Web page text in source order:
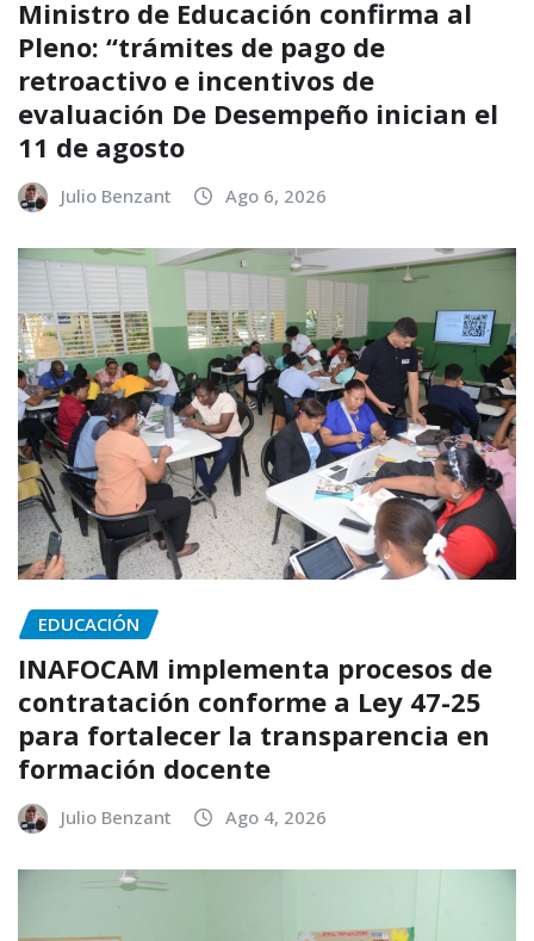
Ministro de Educación confirma al
Pleno: “trámites de pago de
retroactivo e incentivos de
evaluación De Desempeño inician el
11 de agosto
Julio Benzant Ago 6, 2026
EDUCACIÓN
INAFOCAM implementa procesos de
contratación conforme a Ley 47-25
para fortalecer la transparencia en
formación docente
Julio Benzant Ago 4, 2026